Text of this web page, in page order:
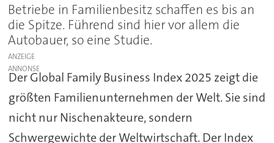
Betriebe in Familienbesitz schaffen es bis an
die Spitze. Führend sind hier vor allem die
Autobauer, so eine Studie.
ANZEIGE
Der Global Family Business Index 2025 zeigt die
größten Familienunternehmen der Welt. Sie sind
nicht nur Nischenakteure, sondern
Schwergewichte der Weltwirtschaft. Der Index